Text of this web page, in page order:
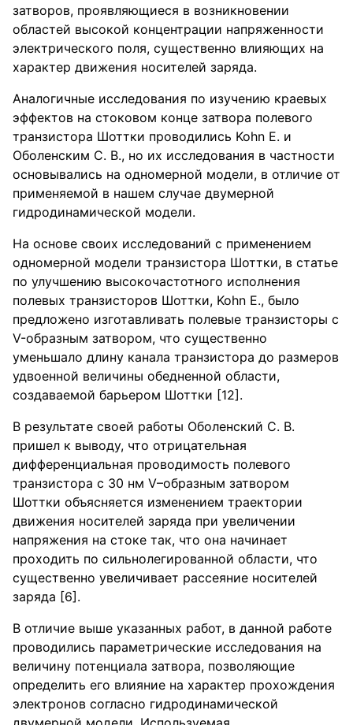
затворов, проявляющиеся в возникновении
областей высокой концентрации напряженности
электрического поля, существенно влияющих на
характер движения носителей заряда.
Аналогичные исследования по изучению краевых
эффектов на стоковом конце затвора полевого
транзистора Шоттки проводились Kohn E. и
Оболенским С. В., но их исследования в частности
основывались на одномерной модели, в отличие от
применяемой в нашем случае двумерной
гидродинамической модели.
На основе своих исследований с применением
одномерной модели транзистора Шоттки, в статье
по улучшению высокочастотного исполнения
полевых транзисторов Шоттки, Kohn E., было
предложено изготавливать полевые транзисторы с
V-образным затвором, что существенно
уменьшало длину канала транзистора до размеров
удвоенной величины обедненной области,
создаваемой барьером Шоттки [12].
В результате своей работы Оболенский С. В.
пришел к выводу, что отрицательная
дифференциальная проводимость полевого
транзистора с 30 нм V–образным затвором
Шоттки объясняется изменением траектории
движения носителей заряда при увеличении
напряжения на стоке так, что она начинает
проходить по сильнолегированной области, что
существенно увеличивает рассеяние носителей
заряда [6].
В отличие выше указанных работ, в данной работе
проводились параметрические исследования на
величину потенциала затвора, позволяющие
определить его влияние на характер прохождения
электронов согласно гидродинамической